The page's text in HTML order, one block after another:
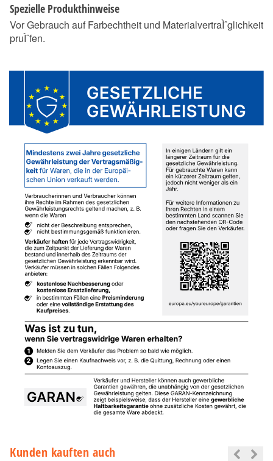
Spezielle Produkthinweise
Vor Gebrauch auf Farbechtheit und MaterialvertraÌˆglichkeit
pruÌˆfen.
Kunden kauften auch